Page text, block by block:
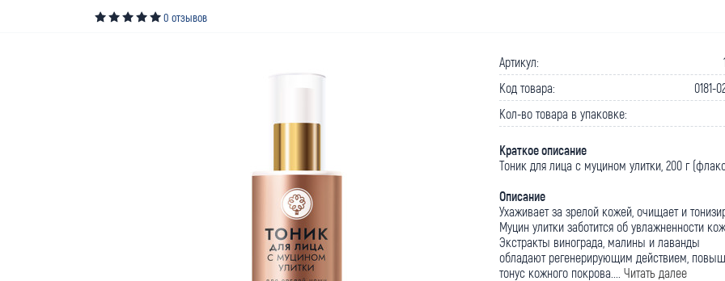
0 отзывов
Артикул:
Код товара:
0181-
Кол-во товара в упаковке:
Краткое описание
Тоник для лица с муцином улитки, 200 г
Описание
Ухаживает за зрелой кожей, очищает и
Муцин улитки заботится об увлажненности
Экстракты винограда, малины и лаванды
обладают регенерирующим действием,
тонус кожного покрова.... Читать далее